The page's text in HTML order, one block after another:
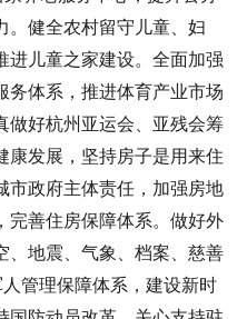
。健全农村留守儿童、妇
进儿童之家建设。全面加强
务体系，推进体育产业市场
做好杭州亚运会、亚残会筹
康发展，坚持房子是用来住
市政府主体责任，加强房地
完善住房保障体系。做好外
、地震、气象、档案、慈善
管理保障体系，建设新时